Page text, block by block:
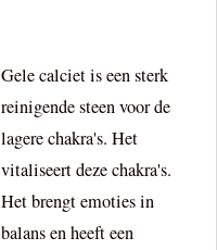
Gele calciet is een sterk
reinigende steen voor de
lagere chakra's. Het
vitaliseert deze chakra's.
Het brengt emoties in
balans en heeft een